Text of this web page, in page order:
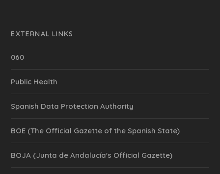
EXTERNAL LINKS
060
Public Health
Spanish Data Protection Authority
BOE (The Official Gazette of the Spanish State)
BOJA (Junta de Andalucía's Official Gazette)